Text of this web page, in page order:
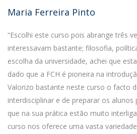
Maria Ferreira Pinto
“Escolhi este curso pois abrange três
interessavam bastante; filosofia,
escolha da universidade, achei que
dado que a FCH é pioneira na
Valorizo bastante neste curso o facto
interdisciplinar e de preparar os alunos
que na sua prática estão muito
curso nos oferece uma vasta